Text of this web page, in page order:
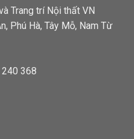
Trang trí Nội thất VN
Phú Hà, Tây Mỗ, Nam Từ
368